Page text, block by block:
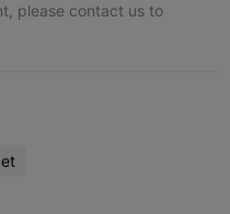
please contact us to